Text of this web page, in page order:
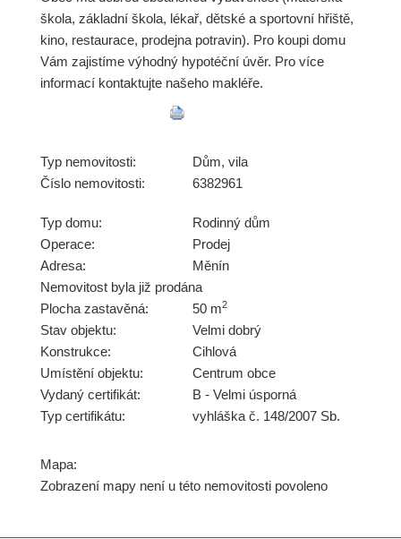
škola, základní škola, lékař, dětské a sportovní hřiště,
kino, restaurace, prodejna potravin). Pro koupi domu
Vám zajistíme výhodný hypotéční úvěr. Pro více
informací kontaktujte našeho makléře.
Typ nemovitosti:
Dům, vila
Číslo nemovitosti:
6382961
Typ domu:
Rodinný dům
Operace:
Prodej
Adresa:
Měnín
Nemovitost byla již prodána
Plocha zastavěná:
50 m2
Stav objektu:
Velmi dobrý
Konstrukce:
Cihlová
Umístění objektu:
Centrum obce
Vydaný certifikát:
B - Velmi úsporná
Typ certifikátu:
vyhláška č. 148/2007 Sb.
Mapa:
Zobrazení mapy není u této nemovitosti povoleno